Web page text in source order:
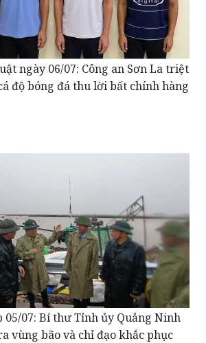
ngày 06/07: Công an Sơn La triệt
độ bóng đá thu lời bất chính hàng
07: Bí thư Tỉnh ủy Quảng Ninh
vùng bão và chỉ đạo khắc phục